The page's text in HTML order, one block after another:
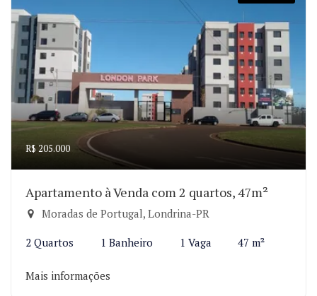
R$ 205.000
Apartamento à Venda com 2 quartos, 47m²
Moradas de Portugal, Londrina-PR
2 Quartos 1 Banheiro 1 Vaga 47 m²
Mais informações